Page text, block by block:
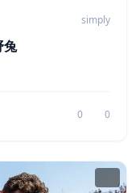
simply
兔
0 0